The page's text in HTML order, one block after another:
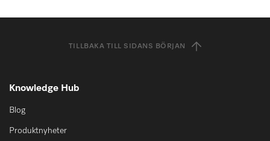
TILLBAKA TILL SIDANS BÖRJAN
Knowledge Hub
Blog
Produktnyheter